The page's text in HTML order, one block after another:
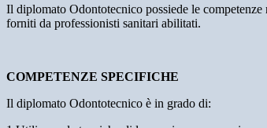
Il diplomato Odontotecnico possiede le
forniti da professionisti sanitari abilitati.
COMPETENZE SPECIFICHE
Il diplomato Odontotecnico è in grado di: